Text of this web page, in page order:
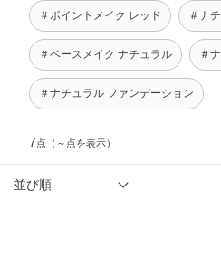
＃ポイントメイク レッド ＃ナ
＃ベースメイク ナチュラル ＃
＃ナチュラル ファンデーション
7点 （～点を表示）
並び順